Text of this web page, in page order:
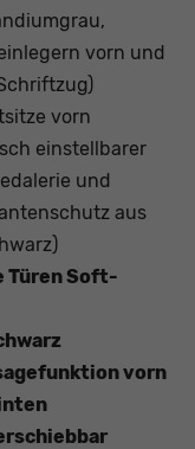
vorn und
vorn
einstellbarer
und
aus
Türen Soft-
vorn